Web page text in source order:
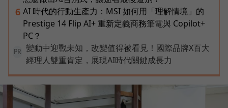
6 AI 時代的行動生產力：MSI 如何用「理解情境」的
Prestige 14 Flip AI+ 重新定義商務筆電與 Copilot+
PC？
PR
變動中迎戰未知，改變值得被看見！國際品牌X百大
經理人雙重肯定，展現AI時代關鍵成長力